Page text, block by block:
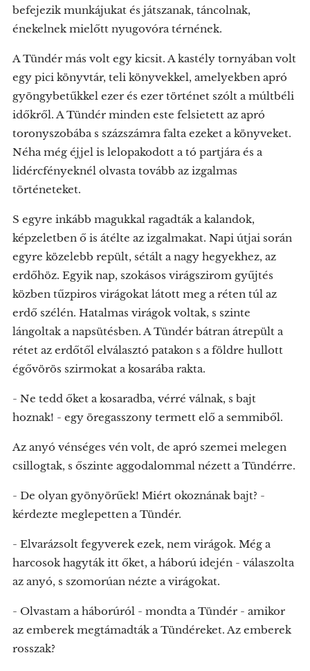
befejezik munkájukat és játszanak, táncolnak,
énekelnek mielőtt nyugovóra térnének.
A Tündér más volt egy kicsit. A kastély tornyában volt
egy pici könyvtár, teli könyvekkel, amelyekben apró
gyöngybetűkkel ezer és ezer történet szólt a múltbéli
időkről. A Tündér minden este felsietett az apró
toronyszobába s százszámra falta ezeket a könyveket.
Néha még éjjel is lelopakodott a tó partjára és a
lidércfényeknél olvasta tovább az izgalmas
történeteket.
S egyre inkább magukkal ragadták a kalandok,
képzeletben ő is átélte az izgalmakat. Napi útjai során
egyre közelebb repült, sétált a nagy hegyekhez, az
erdőhöz. Egyik nap, szokásos virágszirom gyűjtés
közben tűzpiros virágokat látott meg a réten túl az
erdő szélén. Hatalmas virágok voltak, s szinte
lángoltak a napsütésben. A Tündér bátran átrepült a
rétet az erdőtől elválasztó patakon s a földre hullott
égővörös szirmokat a kosarába rakta.
- Ne tedd őket a kosaradba, vérré válnak, s bajt
hoznak! - egy öregasszony termett elő a semmiből.
Az anyó vénséges vén volt, de apró szemei melegen
csillogtak, s őszinte aggodalommal nézett a Tündérre.
- De olyan gyönyörűek! Miért okoznának bajt? -
kérdezte meglepetten a Tündér.
- Elvarázsolt fegyverek ezek, nem virágok. Még a
harcosok hagyták itt őket, a háború idején - válaszolta
az anyó, s szomorúan nézte a virágokat.
- Olvastam a háborúról - mondta a Tündér - amikor
az emberek megtámadták a Tündéreket. Az emberek
rosszak?